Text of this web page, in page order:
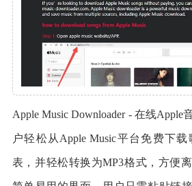
Apple Music Downloader - 在线Apple
户轻松从Apple Music平台免费下
表，并轻松转换为MP3格式，方便